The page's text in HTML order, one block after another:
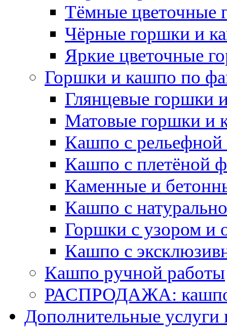
Тёмные цветочные
Чёрные горшки и
Яркие цветочные
Горшки и кашпо по
Глянцевые горшки
Матовые горшки и
Кашпо с рельефной
Кашпо с плетёной
Каменные и
Кашпо с
Горшки с узором и
Кашпо с
Кашпо ручной работы
РАСПРОДАЖА: кашпо
Дополнительные услуги